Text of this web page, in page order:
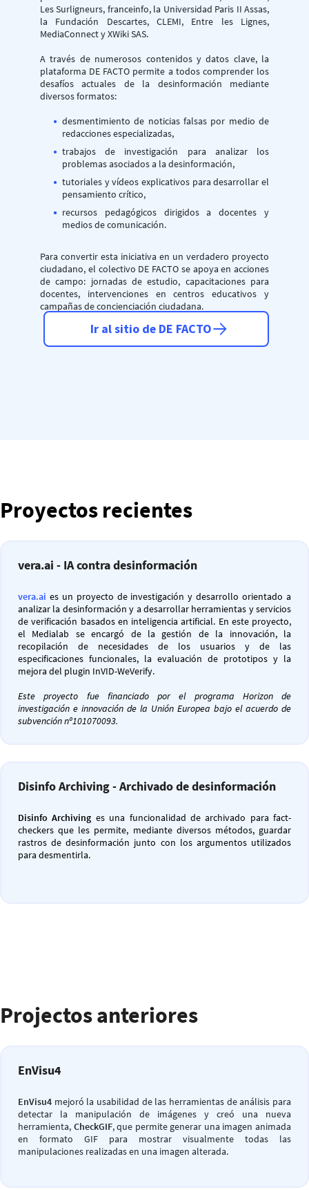
Les Surligneurs, franceinfo, la Universidad Paris II Assas,
la Fundación Descartes, CLEMI, Entre les Lignes,
MediaConnect y XWiki SAS.
A través de numerosos contenidos y datos clave, la
plataforma DE FACTO permite a todos comprender los
desafíos actuales de la desinformación mediante
diversos formatos:
desmentimiento de noticias falsas por medio de
redacciones especializadas,
trabajos de investigación para analizar los
problemas asociados a la desinformación,
tutoriales y vídeos explicativos para desarrollar el
pensamiento crítico,
recursos pedagógicos dirigidos a docentes y
medios de comunicación.
Para convertir esta iniciativa en un verdadero proyecto
ciudadano, el colectivo DE FACTO se apoya en acciones
de campo: jornadas de estudio, capacitaciones para
docentes, intervenciones en centros educativos y
campañas de concienciación ciudadana.
Ir al sitio de DE FACTO
Proyectos recientes
vera.ai - IA contra desinformación
vera.ai es un proyecto de investigación y desarrollo orientado a
analizar la desinformación y a desarrollar herramientas y servicios
de verificación basados en inteligencia artificial. En este proyecto,
el Medialab se encargó de la gestión de la innovación, la
recopilación de necesidades de los usuarios y de las
especificaciones funcionales, la evaluación de prototipos y la
mejora del plugin InVID-WeVerify.
Este proyecto fue financiado por el programa Horizon de
investigación e innovación de la Unión Europea bajo el acuerdo de
subvención nº101070093.
Disinfo Archiving - Archivado de desinformación
Disinfo Archiving es una funcionalidad de archivado para fact-
checkers que les permite, mediante diversos métodos, guardar
rastros de desinformación junto con los argumentos utilizados
para desmentirla.
Projectos anteriores
EnVisu4
EnVisu4 mejoró la usabilidad de las herramientas de análisis para
detectar la manipulación de imágenes y creó una nueva
herramienta, CheckGIF, que permite generar una imagen animada
en formato GIF para mostrar visualmente todas las
manipulaciones realizadas en una imagen alterada.